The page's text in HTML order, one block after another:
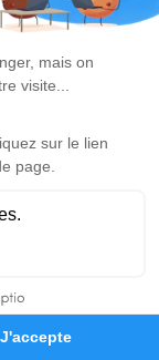
la
hommage